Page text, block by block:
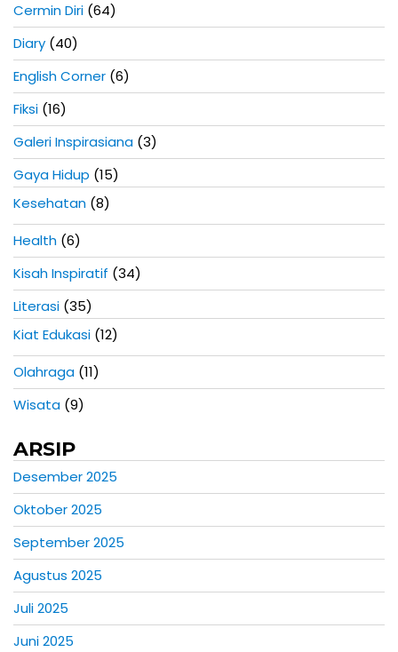
Cermin Diri (64)
Diary (40)
English Corner (6)
Fiksi (16)
Galeri Inspirasiana (3)
Gaya Hidup (15)
Kesehatan (8)
Health (6)
Kisah Inspiratif (34)
Literasi (35)
Kiat Edukasi (12)
Olahraga (11)
Wisata (9)
ARSIP
Desember 2025
Oktober 2025
September 2025
Agustus 2025
Juli 2025
Juni 2025